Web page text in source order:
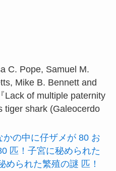
C. Pope, Samuel M.
Mike B. Bennett and
Lack of multiple paternity
tiger shark (Galeocerdo
かの中に仔ザメが 80 お
匹！子宮に秘められた
められた繁殖の謎 匹！